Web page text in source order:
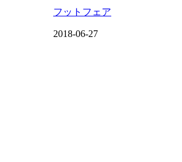
フットフェア
2018-06-27